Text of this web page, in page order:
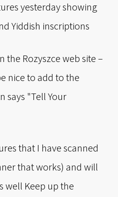
yesterday showing
Yiddish inscriptions.
the Rozyszce web site –
nice to add to the
says "Tell Your
that I have scanned
that works) and will
well Keep up the